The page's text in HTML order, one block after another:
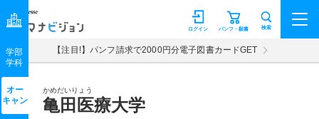
マナビジョン パンフ・願書
ログイン 検索
【注目!】パンフ請求で2000円分電子図書カードGET
かめだいりょう
亀田医療大学
学部
学科
オー
キャン